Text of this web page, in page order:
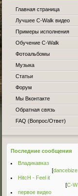
Главная страница
Лучшее C-Walk видео
Примеры исполнения
Обучение C-Walk
Фотоальбомы
Музыка
Статьи
Форум
Мы Вконтакте
Обратная связь
FAQ (Вопрос/Ответ)
Последние сообщения
Владикавказ
[dancebize
HitcH - Feel it
[C-W
первое видео